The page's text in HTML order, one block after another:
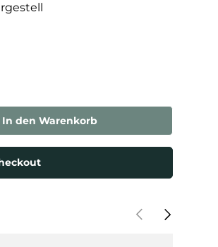
In den Warenkorb
VorherigeNächste